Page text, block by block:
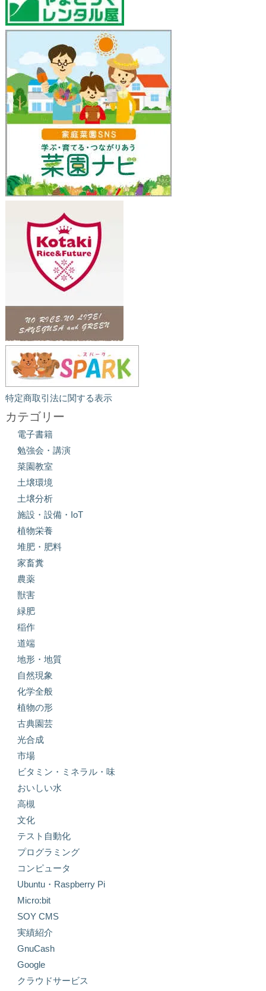
特定商取引法に関する表示
カテゴリー
電子書籍
勉強会・講演
菜園教室
土壌環境
土壌分析
施設・設備・IoT
植物栄養
堆肥・肥料
家畜糞
農薬
獣害
緑肥
稲作
道端
地形・地質
自然現象
化学全般
植物の形
古典園芸
光合成
市場
ビタミン・ミネラル・味
おいしい水
高槻
文化
テスト自動化
プログラミング
コンピュータ
Ubuntu・Raspberry Pi
Micro:bit
SOY CMS
実績紹介
GnuCash
Google
クラウドサービス